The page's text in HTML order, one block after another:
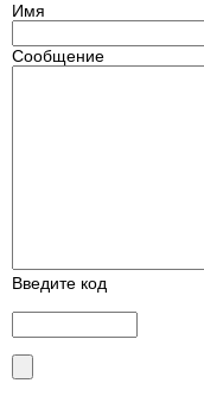
Имя
Сообщение
Введите код